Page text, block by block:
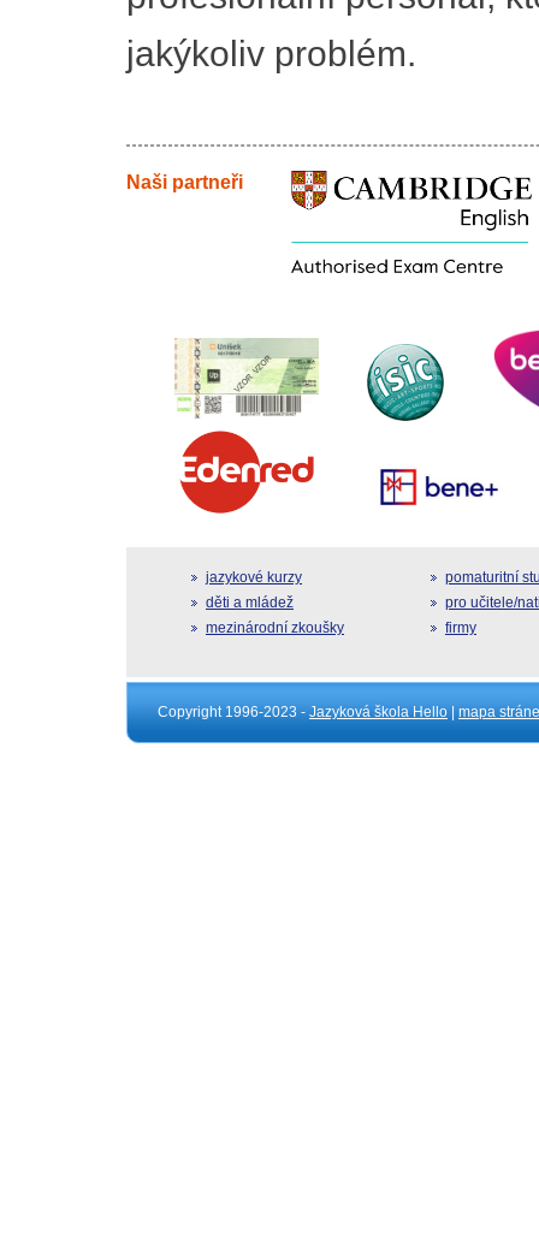
jakýkoliv problém.
Naši partneři
jazykové kurzy
děti a mládež
mezinárodní zkoušky
pomaturitní
pro učitele/
firmy
Copyright 1996-2023 - Jazyková škola Hello mapa